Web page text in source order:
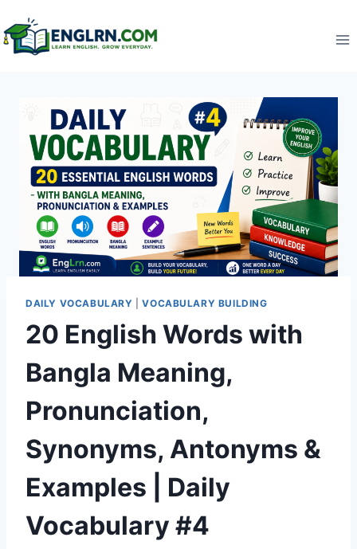
to
content
DAILY VOCABULARY |VOCABULARY BUILDING
20 English Words with
Bangla Meaning,
Pronunciation,
Synonyms, Antonyms &
Examples | Daily
Vocabulary #4